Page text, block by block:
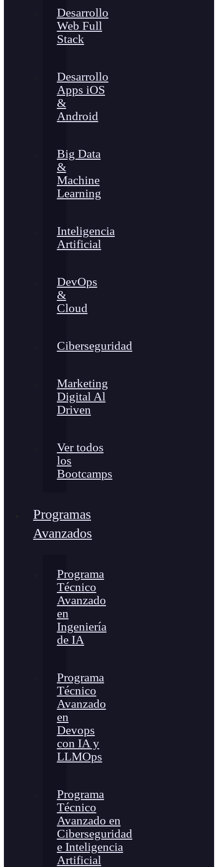
Desarrollo
Web Full
Stack
Desarrollo
Apps iOS
&
Android
Big Data
&
Machine
Learning
Inteligencia
Artificial
DevOps
&
Cloud
Ciberseguridad
Marketing
Digital Al
Driven
Ver todos
los
Bootcamps
Programas
Avanzados
Programa
Técnico
Avanzado
en
Ingeniería
de IA
Programa
Técnico
Avanzado
en
Devops
con IA y
LLMOps
Programa
Técnico
Avanzado en
Ciberseguridad
e Inteligencia
Artificial